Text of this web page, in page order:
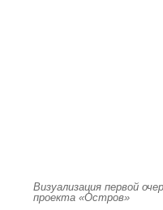
Визуализация первой
проекта «Остров»